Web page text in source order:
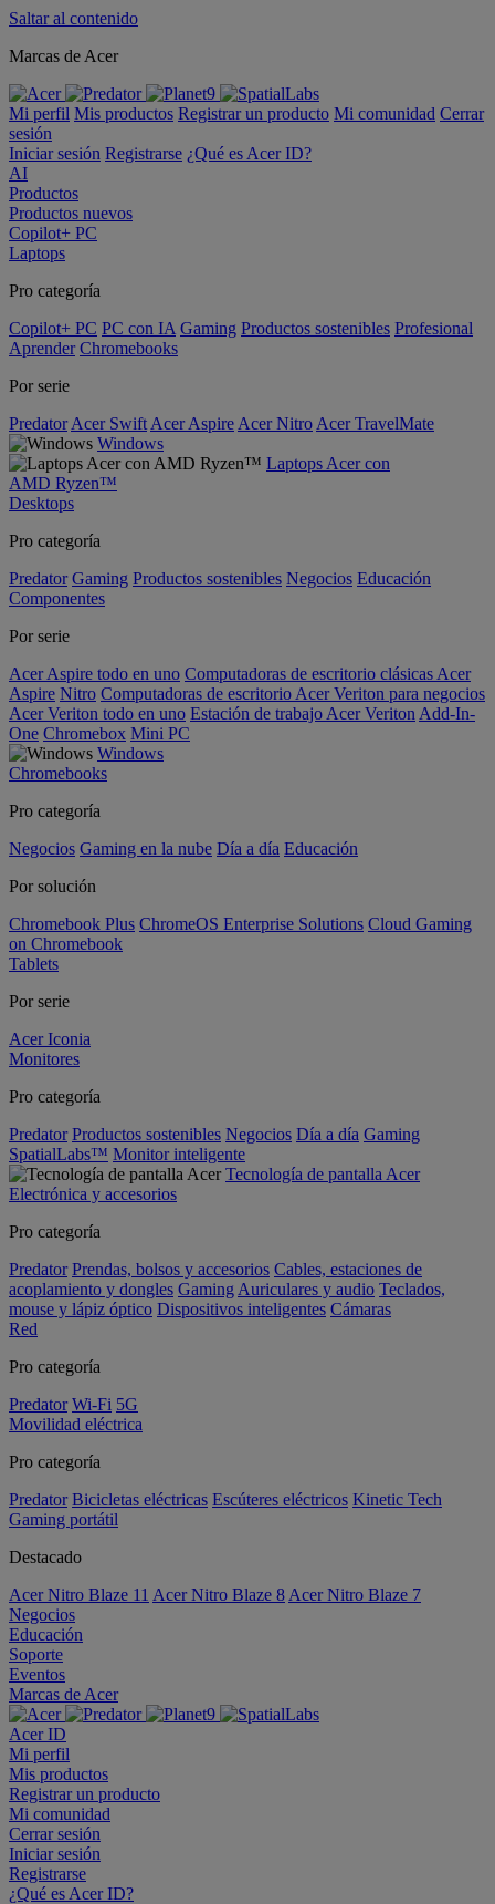
Saltar al contenido
Marcas de Acer
Mi perfil Mis productos Registrar un producto Mi comunidad Cerrar
sesión
Iniciar sesión Registrarse ¿Qué es Acer ID?
AI
Productos
Productos nuevos
Copilot+ PC
Laptops
Pro categoría
Copilot+ PC PC con IA Gaming Productos sostenibles Profesional
Aprender Chromebooks
Por serie
Predator Acer Swift Acer Aspire Acer Nitro Acer TravelMate
Windows
Laptops Acer con
AMD Ryzen™
Desktops
Pro categoría
Predator Gaming Productos sostenibles Negocios Educación
Componentes
Por serie
Acer Aspire todo en uno Computadoras de escritorio clásicas Acer
Aspire Nitro Computadoras de escritorio Acer Veriton para negocios
Acer Veriton todo en uno Estación de trabajo Acer Veriton Add-In-
One Chromebox Mini PC
Windows
Chromebooks
Pro categoría
Negocios Gaming en la nube Día a día Educación
Por solución
Chromebook Plus ChromeOS Enterprise Solutions Cloud Gaming
on Chromebook
Tablets
Por serie
Acer Iconia
Monitores
Pro categoría
Predator Productos sostenibles Negocios Día a día Gaming
SpatialLabs™ Monitor inteligente
Tecnología de pantalla Acer
Electrónica y accesorios
Pro categoría
Predator Prendas, bolsos y accesorios Cables, estaciones de
acoplamiento y dongles Gaming Auriculares y audio Teclados,
mouse y lápiz óptico Dispositivos inteligentes Cámaras
Red
Pro categoría
Predator Wi-Fi 5G
Movilidad eléctrica
Pro categoría
Predator Bicicletas eléctricas Escúteres eléctricos Kinetic Tech
Gaming portátil
Destacado
Acer Nitro Blaze 11 Acer Nitro Blaze 8 Acer Nitro Blaze 7
Negocios
Educación
Soporte
Eventos
Marcas de Acer
Acer ID
Mi perfil
Mis productos
Registrar un producto
Mi comunidad
Cerrar sesión
Iniciar sesión
Registrarse
¿Qué es Acer ID?